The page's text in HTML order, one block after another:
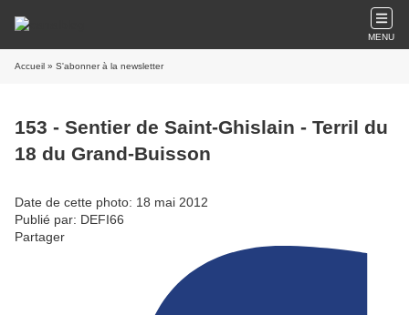
MENU
Accueil » S'abonner à la newsletter
153 - Sentier de Saint-Ghislain - Terril du
18 du Grand-Buisson
Date de cette photo: 18 mai 2012
Publié par: DEFI66
Partager